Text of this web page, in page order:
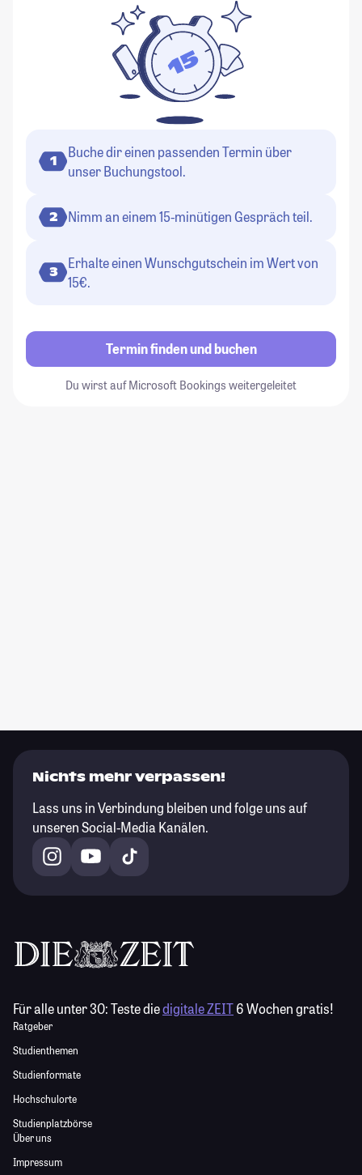
1
Buche dir einen passenden Termin über
unser Buchungstool.
2 Nimm an einem 15-minütigen Gespräch teil.
3
Erhalte einen Wunschgutschein im Wert von
15€.
Termin finden und buchen
Du wirst auf Microsoft Bookings weitergeleitet
Nichts mehr verpassen!
Lass uns in Verbindung bleiben und folge uns auf
unseren Social-Media Kanälen.
Für alle unter 30:Teste diedigitale ZEIT6 Wochen gratis!
Ratgeber
Studienthemen
Studienformate
Hochschulorte
Studienplatzbörse
Über uns
Impressum